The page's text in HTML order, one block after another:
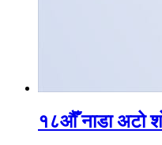
१८औँ नाडा अटो